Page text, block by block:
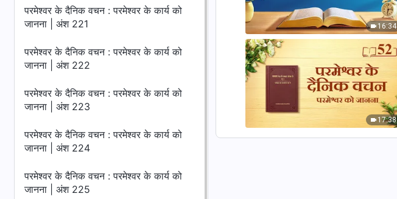
परमेश्वर के दैनिक वचन : परमेश्वर के कार्य को
जानना | अंश 221
परमेश्वर के दैनिक वचन : परमेश्वर के कार्य को
जानना | अंश 222
परमेश्वर के दैनिक वचन : परमेश्वर के कार्य को
जानना | अंश 223
परमेश्वर के दैनिक वचन : परमेश्वर के कार्य को
जानना | अंश 224
परमेश्वर के दैनिक वचन : परमेश्वर के कार्य को
जानना | अंश 225
16:34
17:38